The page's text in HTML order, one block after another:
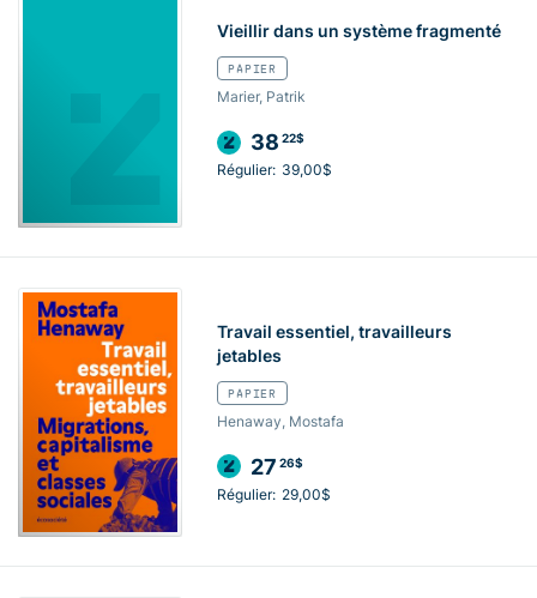
Vieillir dans un système fragmenté
PAPIER
Marier, Patrik
38 22$
Régulier: 39,00$
Travail essentiel, travailleurs
jetables
PAPIER
Henaway, Mostafa
27 26$
Régulier: 29,00$